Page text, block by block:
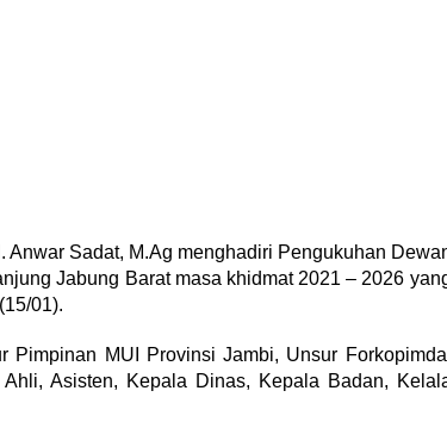
Sadat, M.Ag menghadiri Pengukuhan
Jabung Barat masa khidmat 2021 – 2026
01).
Pimpinan MUI Provinsi Jambi, Unsur
Asisten, Kepala Dinas, Kepala Badan,